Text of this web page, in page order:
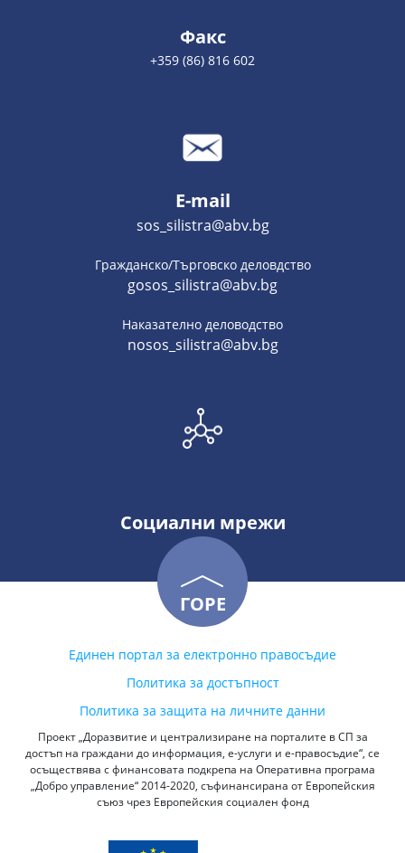
Факс
+359 (86) 816 602
E-mail
sos_silistra@abv.bg
Гражданско/Търговско деловдство
gosos_silistra@abv.bg
Наказателно деловодство
nosos_silistra@abv.bg
Социални мрежи
ГОРЕ
Единен портал за електронно правосъдие
Политика за достъпност
Политика за защита на личните данни
Проект „Доразвитие и централизиране на порталите в СП за
достъп на граждани до информация, е-услуги и е-правосъдие“, се
осъществява с финансовата подкрепа на Оперативна програма
„Добро управление“ 2014-2020, съфинансирана от Европейския
съюз чрез Европейския социален фонд